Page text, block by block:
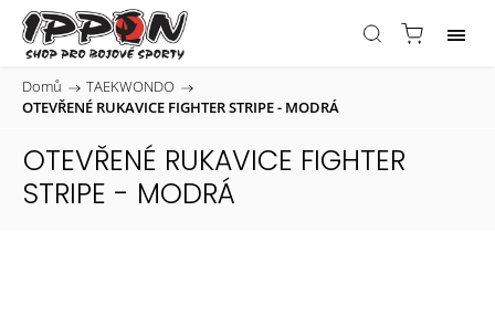
Domů / TAEKWONDO /
OTEVŘENÉ RUKAVICE FIGHTER STRIPE - MODRÁ
OTEVŘENÉ RUKAVICE FIGHTER
STRIPE - MODRÁ